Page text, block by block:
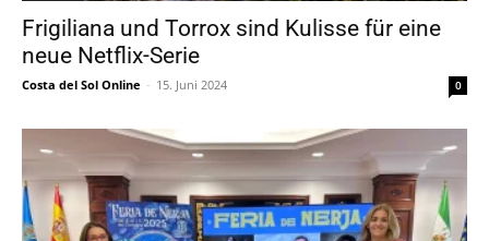
Frigiliana und Torrox sind Kulisse für eine
neue Netflix-Serie
Costa del Sol Online - 15. Juni 2024 0